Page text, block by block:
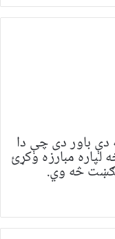
​​​​دې باور دی چې دا
مبارزه وکړئ
څه وي.